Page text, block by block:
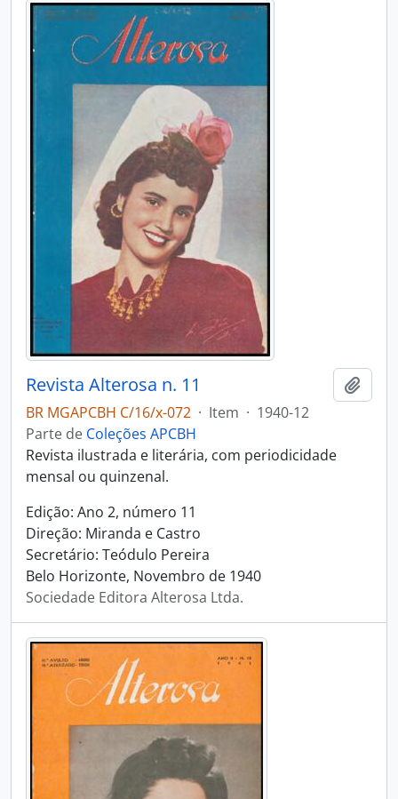
Revista Alterosa n. 11
BR MGAPCBH C/16/x-072 · Item · 1940-12
Parte de Coleções APCBH
Revista ilustrada e literária, com periodicidade
mensal ou quinzenal.
Edição: Ano 2, número 11
Direção: Miranda e Castro
Secretário: Teódulo Pereira
Belo Horizonte, Novembro de 1940
Sociedade Editora Alterosa Ltda.